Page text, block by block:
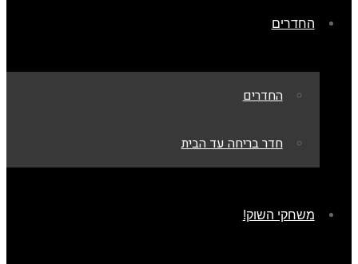
החדרים
החדרים
חדר בריחה עד הבית
משחקי השוק!